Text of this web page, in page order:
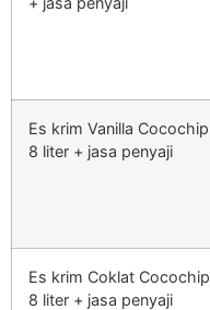
Es krim Vanilla Cocochip
8 liter + jasa penyaji
Es krim Coklat Cocochip
8 liter + jasa penyaji